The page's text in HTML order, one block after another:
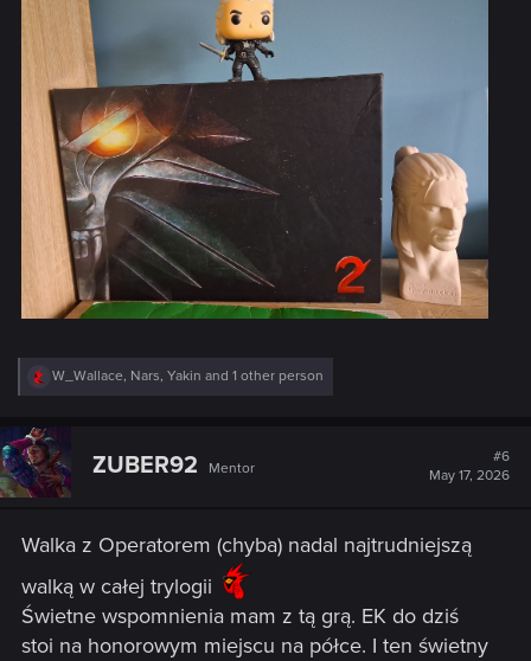
R
e
c
t
i
o
W_Wallace, Nars, Yakin and 1 other person
ZUBER92 Mentor
#6
May 17, 2026
Walka z Operatorem (chyba) nadal najtrudniejszą
walką w całej trylogii
Świetne wspomnienia mam z tą grą. EK do dziś
stoi na honorowym miejscu na półce. I ten świetny